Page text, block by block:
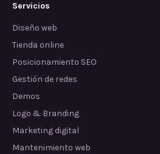
Servicios
Diseño web
Tienda online
Posicionamiento SEO
Gestión de redes
Demos
Logo & Branding
Marketing digital
Mantenimiento web